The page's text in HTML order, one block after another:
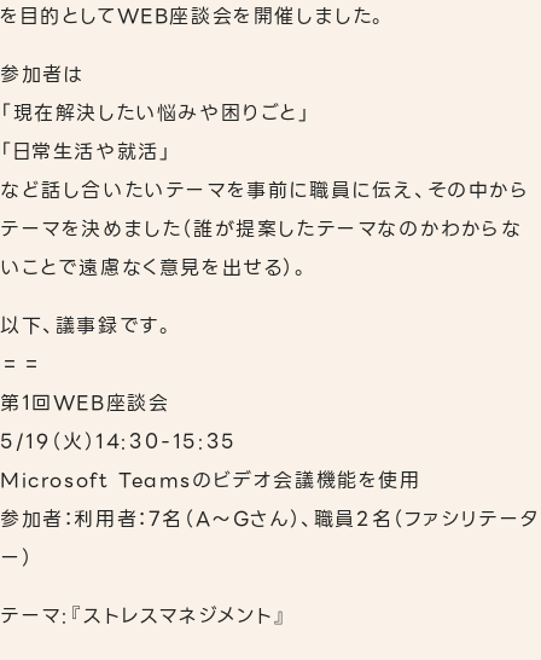
を目的としてWEB座談会を開催しました。
参加者は
「現在解決したい悩みや困りごと」
「日常生活や就活」
など話し合いたいテーマを事前に職員に伝え、その中から
テーマを決めました（誰が提案したテーマなのかわからな
いことで遠慮なく意見を出せる）。
以下、議事録です。
＝＝
第1回WEB座談会
5/19（火）14:30-15:35
Microsoft Teamsのビデオ会議機能を使用
参加者：利用者：7名（A～Gさん）、職員2名（ファシリテータ
ー）
テーマ:『ストレスマネジメント』